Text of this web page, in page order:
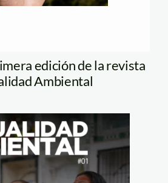
edición de la revista
Ambiental